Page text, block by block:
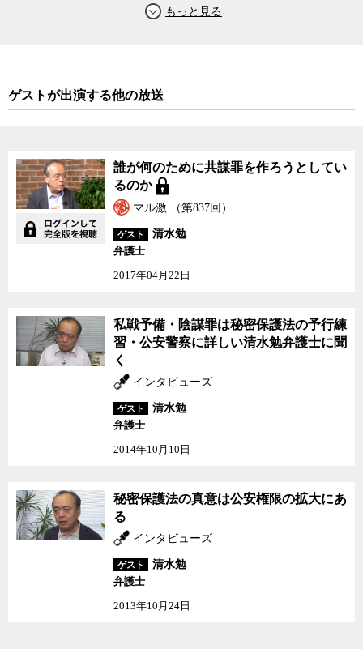
基づいて持つのではなく、持たないことによって大きなデメリット
無理を通せば道理は引っ込む。既にマイナ保険証を事実上強制す
をマイナンバーカードに一体化することのメリットはない。それど
ころか、マイナ保険証は保険組合の方から郵送されてくる現行の保
険証とは異なり、本人が役所の窓口で申請しなければならないた
め、申請漏れや申請遅れによって無保険者扱いされる人が急増する
おそれがある。また、介護施設や高齢者施設の入所者の多くは、こ
れまで施設に保険証を預けていた実態があるが、銀行口座や戸籍と
なるという問題も指摘されている。
医療DX（デジタル化）の推進は重要だ。それはそれで是非進める
べきだ。しかし、それが銀行口座や戸籍とも紐付いているマイナン
バーカードに一体化されなければならない理由はどこにも見当たら
ない。既存の保険証をデジタル化すればいいだけのことだ。結局、
本来一体化することに合理性がないものを無理やり一体化するか
ら、政府の真の動機は国民の利便性を向上させることではなく、マ
イナンバーカードを強制的に普及させるためだと思われるのは当然
トなどで2兆円以上の予算を費やしてしまっている。それでもマイナ
ンバーカードがなかなか普及しなかったのは、そもそも国民の多く
が政府を信用していないからだ。政府を信用していなければ、政府
下に自身の個人情報を次々と紐付けされ、それを政府に握られるこ
とに抵抗を感じるのは当然のことだ。
ゲストが出演する他の放送
誰が何のために共謀罪を作ろうとしてい
るのか
マル激 （第837回）
ゲスト
清水勉
弁護士
2017年04月22日
私戦予備・陰謀罪は秘密保護法の予行練
習・公安警察に詳しい清水勉弁護士に聞
く
インタビューズ
ゲスト
清水勉
弁護士
2014年10月10日
秘密保護法の真意は公安
権限の拡大にある
秘密保護法の真意は公安権限の拡大にあ
る
インタビューズ
ゲスト
清水勉
弁護士
2013年10月24日